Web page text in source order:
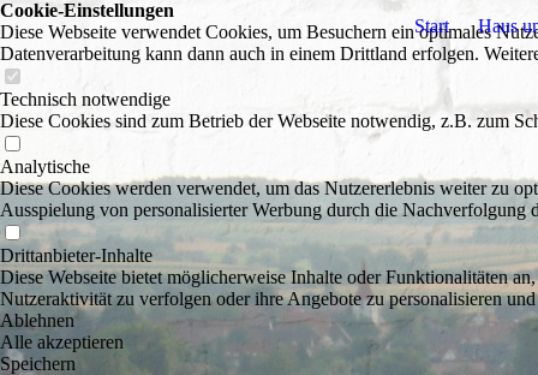
Start Haus
Cookie-Einstellungen
Diese Webseite verwendet Cookies, um Besuchern ein optimales
Datenverarbeitung kann dann auch in einem Drittland erfolgen.
Technisch notwendige
Diese Cookies sind zum Betrieb der Webseite notwendig, z.B. zum
Analytische
Diese Cookies werden verwendet, um das Nutzererlebnis weiter zu
Ausspielung von personalisierter Werbung durch die Nachverfolgung
Drittanbieter-Inhalte
Diese Webseite bietet möglicherweise Inhalte oder Funktionalitäten
Nutzeraktivität zu verfolgen oder ihre Angebote zu personalisieren
Ablehnen
Alle akzeptieren
Speichern